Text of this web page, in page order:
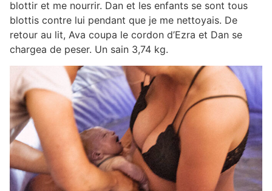
blottir et me nourrir. Dan et les enfants se sont tous
blottis contre lui pendant que je me nettoyais. De
retour au lit, Ava coupa le cordon d’Ezra et Dan se
chargea de peser. Un sain 3,74 kg.